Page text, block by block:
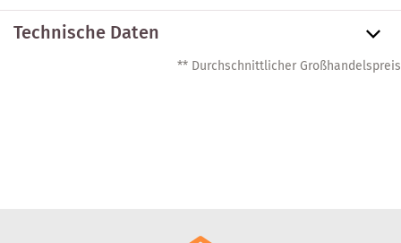
Technische Daten
** Durchschnittlicher Großhandelspreis